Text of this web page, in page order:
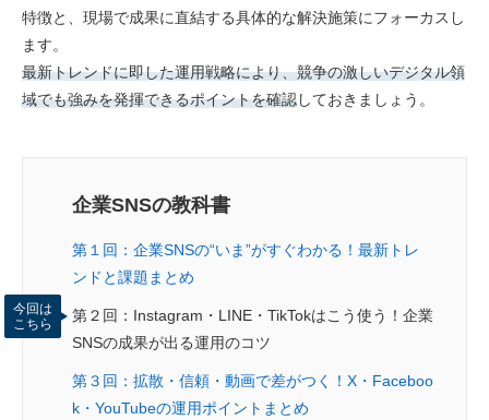
特徴と、現場で成果に直結する具体的な解決施策にフォーカスし
ます。
最新トレンドに即した運用戦略により、競争の激しいデジタル領
域でも強みを発揮できるポイントを確認しておきましょう。
企業SNSの教科書
第１回：企業SNSの“いま”がすぐわかる！最新トレ
ンドと課題まとめ
今回は
こちら
第２回：Instagram・LINE・TikTokはこう使う！企業
SNSの成果が出る運用のコツ
第３回：拡散・信頼・動画で差がつく！X・Faceboo
k・YouTubeの運用ポイントまとめ